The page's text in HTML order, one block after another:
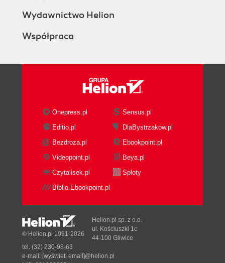
Wydawnictwo Helion
Współpraca
Onepress.pl
Sensus.pl
Editio.pl
DlaBystrzakow.pl
Bezdroza.pl
Ebookpoint.pl
Videopoint.pl
Beya.pl
Czytalisek.pl
Sploty
Biblio.Ebookpoint.pl
© Helion.pl 1991-2026
Helion.pl sp. z o.o.
ul. Kościuszki 1c
44-100 Gliwice
tel. (32) 230-98-63
e-mail: [wyświetl email]@helion.pl